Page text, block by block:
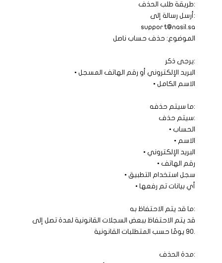
طريقة طلب الحذف:
أرسل رسالة إلى:
support@nasil.sa
الموضوع: حذف حساب ناصل
يرجى ذكر:
• البريد الإلكتروني أو رقم الهاتف المسجل
• الاسم الكامل
ما سيتم حذفه:
سيتم حذف:
• الحساب
• الاسم
• البريد الإلكتروني
• رقم الهاتف
• سجل استخدام التطبيق
• أي بيانات تم رفعها
ما قد يتم الاحتفاظ به:
قد يتم الاحتفاظ ببعض السجلات القانونية لمدة تصل إلى
90 يومًا حسب المتطلبات القانونية.
مدة الحذف: